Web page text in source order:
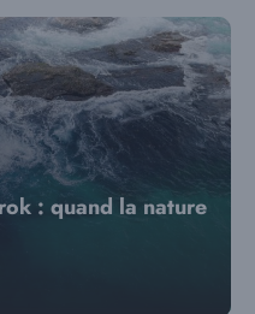
: quand la nature